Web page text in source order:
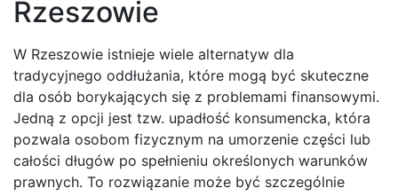
Rzeszowie
W Rzeszowie istnieje wiele alternatyw dla
tradycyjnego oddłużania, które mogą być skuteczne
dla osób borykających się z problemami finansowymi.
Jedną z opcji jest tzw. upadłość konsumencka, która
pozwala osobom fizycznym na umorzenie części lub
całości długów po spełnieniu określonych warunków
prawnych. To rozwiązanie może być szczególnie